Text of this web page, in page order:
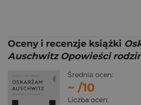
Oceny i recenzje książki
Auschwitz Opowieści
Średnia ocen:
~ /10
Liczba ocen: